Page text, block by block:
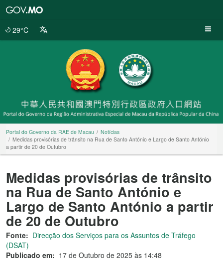
29°C
Portal do Governo da RAE de Macau
Notícias
Medidas provisórias de trânsito na Rua de Santo António e Largo de Santo António
a partir de 20 de Outubro
Medidas provisórias de trânsito
na Rua de Santo António e
Largo de Santo António a partir
de 20 de Outubro
Fonte: Direcção dos Serviços para os Assuntos de Tráfego
(DSAT)
Publicado em: 17 de Outubro de 2025 às 14:48